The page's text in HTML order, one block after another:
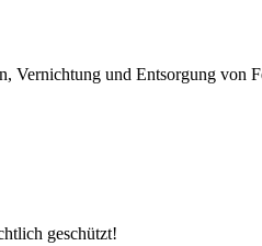
Vernichtung und Entsorgung von
geschützt!